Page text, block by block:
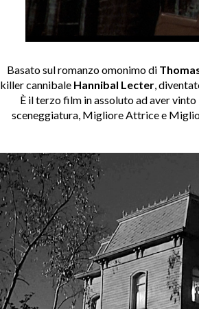
Basato sul romanzo omonimo di
killer cannibale Hannibal Lecter,
È il terzo film in assoluto ad aver vinto
sceneggiatura, Migliore Attrice e